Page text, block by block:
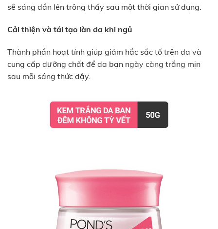
sẽ sáng dần lên trông thấy sau một thời gian sử dụng.
Cải thiện và tái tạo làn da khi ngủ
Thành phần hoạt tính giúp giảm hắc sắc tố trên da và
cung cấp dưỡng chất để da bạn ngày càng trắng mịn
sau mỗi sáng thức dậy.